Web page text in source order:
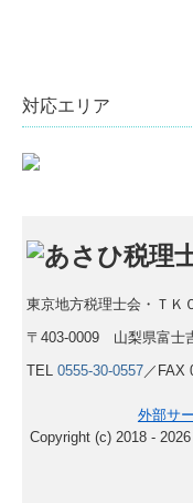
対応エリア
東京地方税理士会・ＴＫ
〒403-0009 山梨県富士
TEL 0555-30-0557／FAX
外部サ
Copyright (c) 2018 -